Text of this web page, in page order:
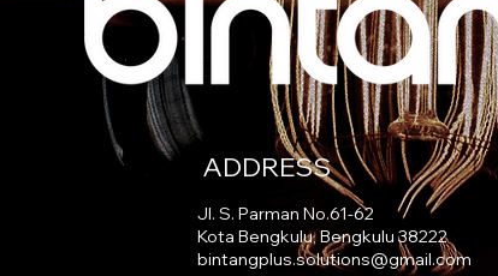
ADDRESS
Jl. S. Parman No.61-62
Kota Bengkulu, Bengkulu 38222
bintangplus.solutions@gmail.com